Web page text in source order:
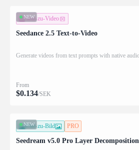
NEW
Text-zu-Video
Seedance 2.5 Text-to-Video
Generate videos from text prompts with native
From
$0.134/SEK
NEW
Bild-zu-Bild PRO
Seedream v5.0 Pro Layer Decomposition